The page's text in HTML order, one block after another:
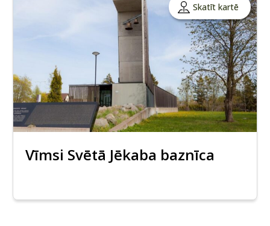
Skatīt kartē
Vīmsi Svētā Jēkaba baznīca